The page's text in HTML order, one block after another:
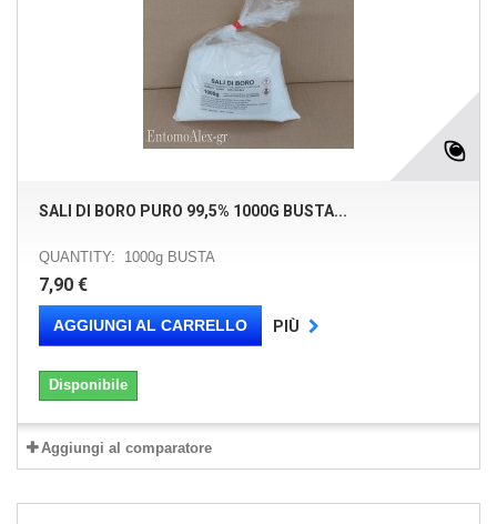
SALI DI BORO PURO 99,5% 1000G BUSTA...
QUANTITY: 1000g BUSTA
7,90 €
AGGIUNGI AL CARRELLO PIÙ
Disponibile
Aggiungi al comparatore